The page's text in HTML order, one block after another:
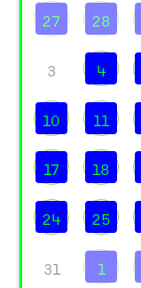
27 28
3 4
10 11
17 18
24 25
31 1